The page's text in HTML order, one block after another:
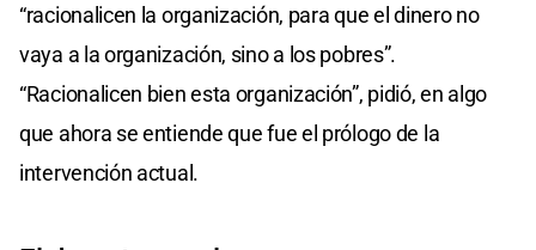
“racionalicen la organización, para que el dinero no
vaya a la organización, sino a los pobres”.
“Racionalicen bien esta organización”, pidió, en algo
que ahora se entiende que fue el prólogo de la
intervención actual.